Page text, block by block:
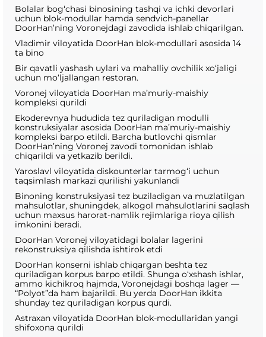
Bolalar bog‘chasi binosining tashqi va ichki devorlari
uchun blok-modullar hamda sendvich-panellar
DoorHan’ning Voronejdagi zavodida ishlab chiqarilgan.
Vladimir viloyatida DoorHan blok-modullari asosida 14
ta bino
Bir qavatli yashash uylari va mahalliy ovchilik xo‘jaligi
uchun mo‘ljallangan restoran.
Voronej viloyatida DoorHan ma’muriy-maishiy
kompleksi qurildi
Ekoderevnya hududida tez quriladigan modulli
konstruksiyalar asosida DoorHan ma’muriy-maishiy
kompleksi barpo etildi. Barcha butlovchi qismlar
DoorHan’ning Voronej zavodi tomonidan ishlab
chiqarildi va yetkazib berildi.
Yaroslavl viloyatida diskounterlar tarmog‘i uchun
taqsimlash markazi qurilishi yakunlandi
Binoning konstruksiyasi tez buziladigan va muzlatilgan
mahsulotlar, shuningdek, alkogol mahsulotlarini saqlash
uchun maxsus harorat-namlik rejimlariga rioya qilish
imkonini beradi.
DoorHan Voronej viloyatidagi bolalar lagerini
rekonstruksiya qilishda ishtirok etdi
DoorHan konserni ishlab chiqargan beshta tez
quriladigan korpus barpo etildi. Shunga o‘xshash ishlar,
ammo kichikroq hajmda, Voronejdagi boshqa lager —
“Polyot”da ham bajarildi. Bu yerda DoorHan ikkita
shunday tez quriladigan korpus qurdi.
Astraxan viloyatida DoorHan blok-modullaridan yangi
shifoxona qurildi